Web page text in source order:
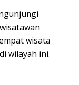
wisata
wilayah ini.